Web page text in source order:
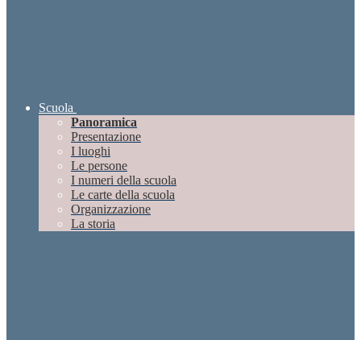
Scuola
Panoramica
Presentazione
I luoghi
Le persone
I numeri della scuola
Le carte della scuola
Organizzazione
La storia